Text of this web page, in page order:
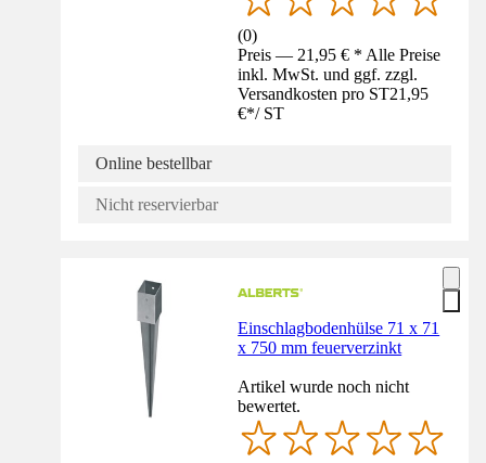
(0)
Preis — 21,95 € * Alle Preise
inkl. MwSt. und ggf. zzgl.
Versandkosten pro ST21,95
€*/ ST
Online bestellbar
Nicht reservierbar
Einschlagbodenhülse 71 x 71
x 750 mm feuerverzinkt
Artikel wurde noch nicht
bewertet.